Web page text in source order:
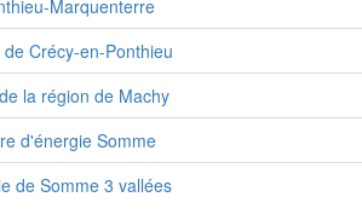
Marquenterre
de Crécy-en-Ponthieu
la région de Machy
d'énergie Somme
de Somme 3 vallées